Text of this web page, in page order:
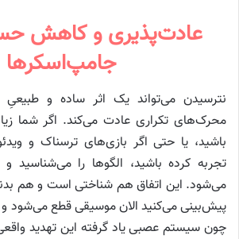
عادت‌پذیری و کاهش
جامپ‌اسکرها
نترسیدن می‌تواند یک اثر ساده و طبیعیِ
محرک‌های تکراری عادت می‌کند. اگر شما
باشید، یا حتی اگر بازی‌های ترسناک و
تجربه کرده باشید، الگوها را می‌شناسید و
می‌شود. این اتفاق هم شناختی است و هم
پیش‌بینی می‌کنید الان موسیقی قطع می‌شود
چون سیستم عصبی یاد گرفته این تهدید